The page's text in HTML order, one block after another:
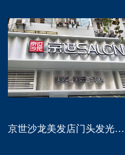
京世沙龙美发店门头发光字招牌定做